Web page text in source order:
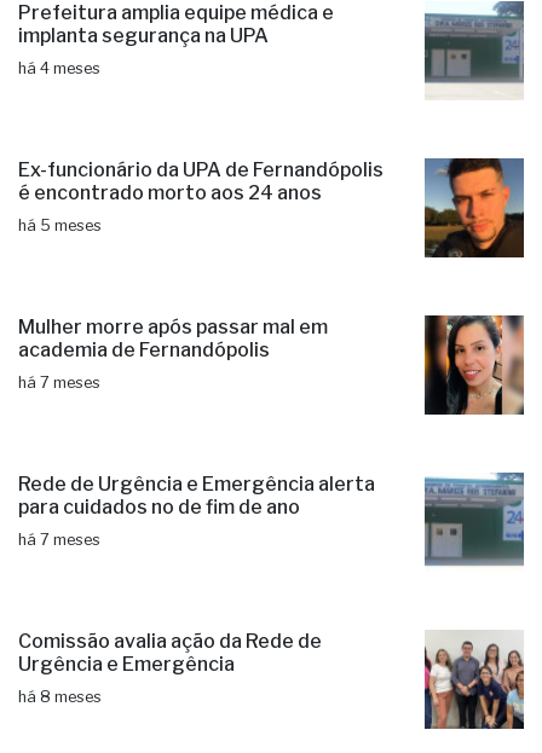
Prefeitura amplia equipe médica e
implanta segurança na UPA
há 4 meses
Ex-funcionário da UPA de Fernandópolis
é encontrado morto aos 24 anos
há 5 meses
Mulher morre após passar mal em
academia de Fernandópolis
há 7 meses
Rede de Urgência e Emergência alerta
para cuidados no de fim de ano
há 7 meses
Comissão avalia ação da Rede de
Urgência e Emergência
há 8 meses